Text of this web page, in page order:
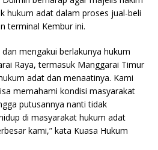
hukum adat dalam proses jual-beli
terminal Kembur ini.
mengakui berlakunya hukum
Raya, termasuk Manggarai Timur
adat dan menaatinya. Kami
memahami kondisi masyarakat
putusannya nanti tidak
di masyarakat hukum adat
kami,” kata Kuasa Hukum